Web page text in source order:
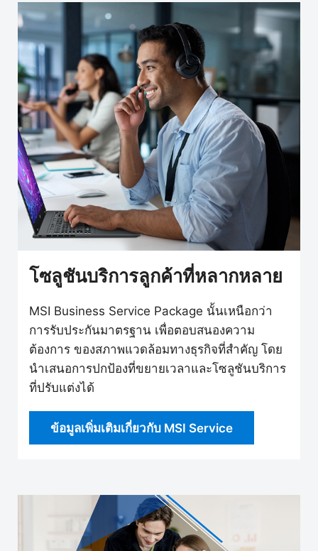
โซลูชันบริการลูกค้าที่หลากหลาย
MSI Business Service Package นั้นเหนือกว่า
การรับประกันมาตรฐาน เพื่อตอบสนองความ
ต้องการ ของสภาพแวดล้อมทางธุรกิจที่สำคัญ โดย
นำเสนอการปกป้องที่ขยายเวลาและโซลูชันบริการ
ที่ปรับแต่งได้
ข้อมูลเพิ่มเติมเกี่ยวกับ MSI Service